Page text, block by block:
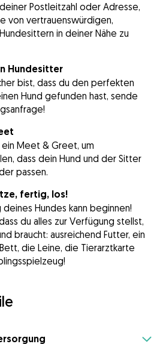
Postleitzahl oder Adresse,
von vertrauenswürdigen,
in deiner Nähe zu
Hundesitter
bist, dass du den perfekten
Hund gefunden hast, sende
Meet & Greet, um
dass dein Hund und der Sitter
passen.
fertig, los!
deines Hundes kann beginnen!
du alles zur Verfügung stellst,
braucht: ausreichend Futter, ein
die Leine, die Tierarztkarte